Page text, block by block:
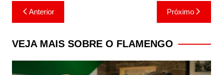
Navegação
de
Post
Anterior Próximo
VEJA MAIS SOBRE O FLAMENGO